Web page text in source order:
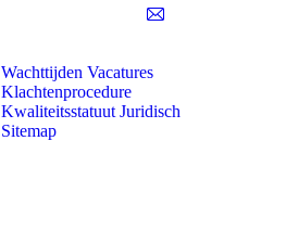
Wachttijden Vacatures
Klachtenprocedure
Kwaliteitsstatuut Juridisch
Sitemap